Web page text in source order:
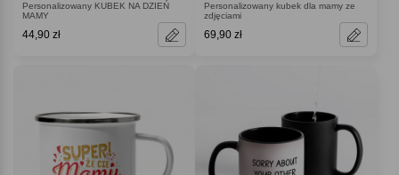
Personalizowany KUBEK NA DZIEŃ
MAMY
44,90 zł
Personalizowany kubek dla mamy ze
zdjęciami
69,90 zł